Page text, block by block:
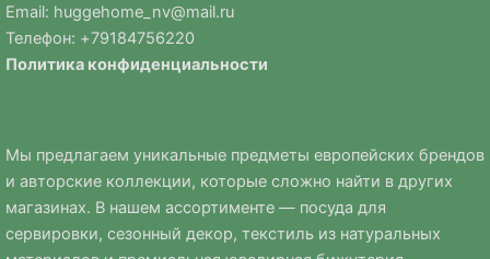
Email: huggehome_nv@mail.ru
Телефон: +79184756220
Политика конфиденциальности
Мы предлагаем уникальные предметы европейских брендов
и авторские коллекции, которые сложно найти в других
магазинах. В нашем ассортименте — посуда для
сервировки, сезонный декор, текстиль из натуральных